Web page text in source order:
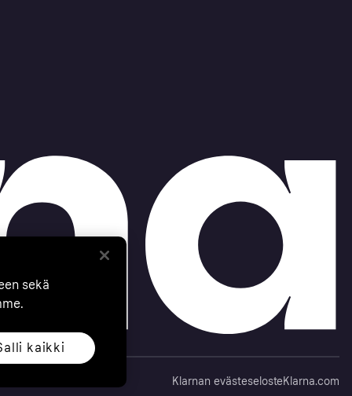
Klarnan evästeselosteKlarna.com
sekä
kaikki